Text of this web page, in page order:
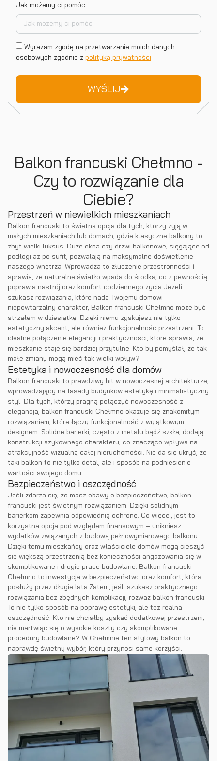
Jak możemy ci pomóc
Wyrażam zgodę na przetwarzanie moich danych
osobowych zgodnie z polityką prywatności
WYŚLIJ
Balkon francuski Chełmno -
Czy to rozwiązanie dla
Ciebie?
Przestrzeń w niewielkich mieszkaniach
Balkon francuski to świetna opcja dla tych, którzy żyją w
małych mieszkaniach lub domach, gdzie klasyczne balkony to
zbyt wielki luksus. Duże okna czy drzwi balkonowe, sięgające od
podłogi aż po sufit, pozwalają na maksymalne doświetlenie
naszego wnętrza. Wprowadza to złudzenie przestronności i
sprawia, że naturalne światło wpada do środka, co z pewnością
poprawia nastrój oraz komfort codziennego życia.Jeżeli
szukasz rozwiązania, które nada Twojemu domowi
niepowtarzalny charakter, Balkon francuski Chełmno może być
strzałem w dziesiątkę. Dzięki niemu zyskujesz nie tylko
estetyczny akcent, ale również funkcjonalność przestrzeni. To
idealne połączenie elegancji i praktyczności, które sprawia, że
mieszkanie staje się bardziej przytulne. Kto by pomyślał, że tak
małe zmiany mogą mieć tak wielki wpływ?
Estetyka i nowoczesność dla domów
Balkon francuski to prawdziwy hit w nowoczesnej architekturze,
wprowadzający na fasady budynków estetykę i minimalistyczny
styl. Dla tych, którzy pragną połączyć nowoczesność z
elegancją, balkon francuski Chełmno okazuje się znakomitym
rozwiązaniem, które łączy funkcjonalność z wyjątkowym
designem. Solidne barierki, często z metalu bądź szkła, dodają
konstrukcji szykownego charakteru, co znacząco wpływa na
atrakcyjność wizualną całej nieruchomości. Nie da się ukryć, że
taki balkon to nie tylko detal, ale i sposób na podniesienie
wartości swojego domu.
Bezpieczeństwo i oszczędność
Jeśli zdarza się, że masz obawy o bezpieczeństwo, balkon
francuski jest świetnym rozwiązaniem. Dzięki solidnym
barierkom zapewnia odpowiednią ochronę. Co więcej, jest to
korzystna opcja pod względem finansowym – unikniesz
wydatków związanych z budową pełnowymiarowego balkonu.
Dzięki temu mieszkańcy oraz właściciele domów mogą cieszyć
się większą przestrzenią bez konieczności angażowania się w
skomplikowane i drogie prace budowlane. Balkon francuski
Chełmno to inwestycja w bezpieczeństwo oraz komfort, która
posłuży przez długie lata.Zatem, jeśli szukasz praktycznego
rozwiązania bez zbędnych komplikacji, rozważ balkon francuski.
To nie tylko sposób na poprawę estetyki, ale też realna
oszczędność. Kto nie chciałby zyskać dodatkowej przestrzeni,
nie martwiąc się o wysokie koszty czy skomplikowane
procedury budowlane? W Chełmnie ten stylowy balkon to
naprawdę świetny wybór, który przynosi same korzyści.